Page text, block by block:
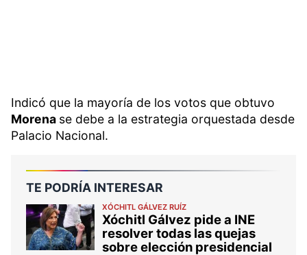
Indicó que la mayoría de los votos que obtuvo
Morena se debe a la estrategia orquestada desde
Palacio Nacional.
TE PODRÍA INTERESAR
XÓCHITL GÁLVEZ RUÍZ
Xóchitl Gálvez pide a INE
resolver todas las quejas
sobre elección presidencial